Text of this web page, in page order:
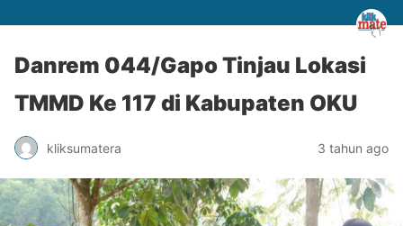
Danrem 044/Gapo Tinjau Lokasi
TMMD Ke 117 di Kabupaten OKU
kliksumatera 3 tahun ago